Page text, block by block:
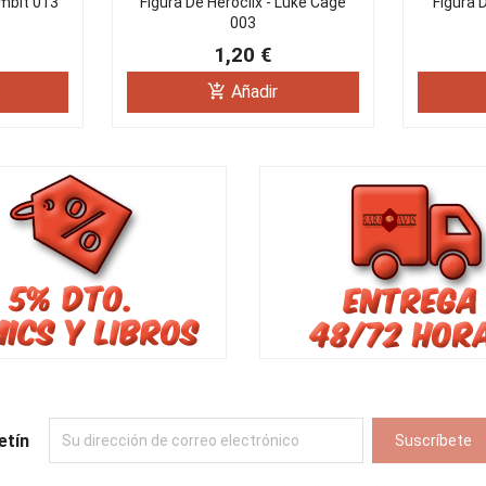
003
1,20 €
add_shopping_cart Añadir